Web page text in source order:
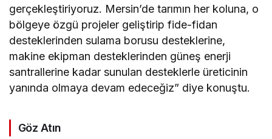
gerçekleştiriyoruz. Mersin’de tarımın her koluna, o
bölgeye özgü projeler geliştirip fide-fidan
desteklerinden sulama borusu desteklerine,
makine ekipman desteklerinden güneş enerji
santrallerine kadar sunulan desteklerle üreticinin
yanında olmaya devam edeceğiz” diye konuştu.
Göz Atın